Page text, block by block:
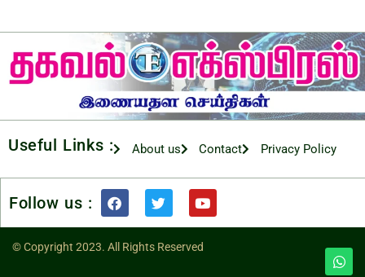
Useful Links : About us Contact Privacy Policy
Follow us :
© Copyright 2023. All Rights Reserved